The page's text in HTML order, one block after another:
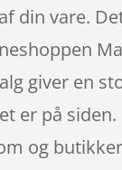
din vare.
giver en
er på
og